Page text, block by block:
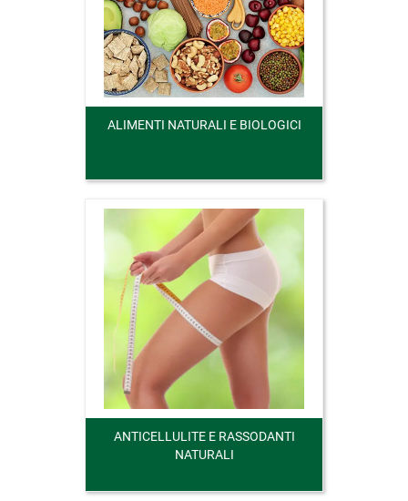
ALIMENTI NATURALI E BIOLOGICI
ANTICELLULITE E RASSODANTI
NATURALI